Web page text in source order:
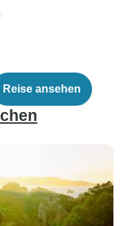
Reise ansehen